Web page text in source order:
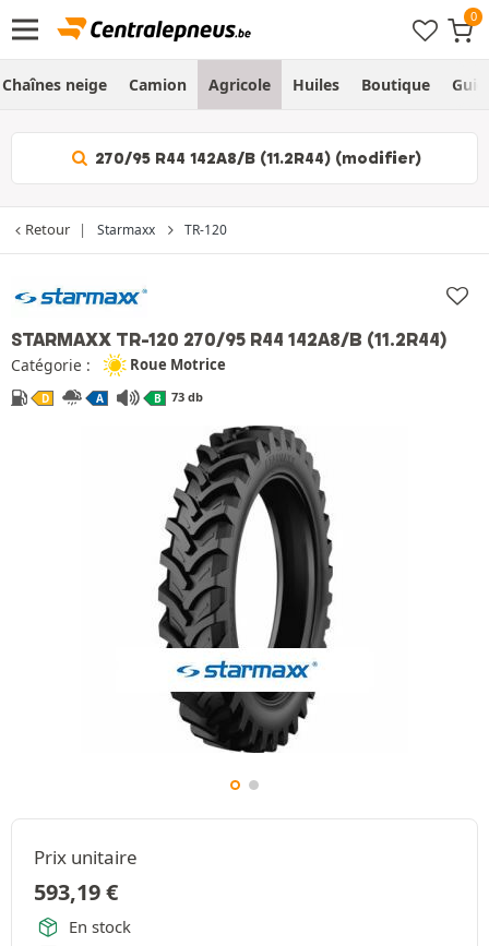
Chaînes neige Camion Agricole Huiles Boutique
270/95 R44 142A8/B (11.2R44) (modifier)
Retour Starmaxx TR-120
STARMAXX TR-120 270/95 R44 142A8/B (11.2R44)
Catégorie : Roue Motrice
D A B 73 db
Prix unitaire
593,19€
En stock